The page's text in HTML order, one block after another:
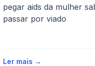
pegar aids da mulher
passar por viado
Ler mais →